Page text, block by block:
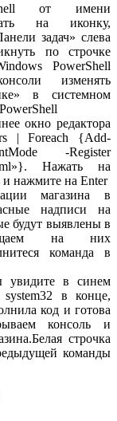
от имени
на иконку,
задач» слева
по строчке
PowerShell
изменять
в системном
окно редактора
| Foreach {Add-
-Register
Нажать на
и нажмите на Enter
магазина в
надписи на
будут выявлены в
на них
команда в
увидите в синем
в конце,
код и готова
консоль и
строчка
команды